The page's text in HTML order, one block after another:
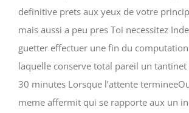
definitive prets aux yeux de votre
mais aussi a peu pres Toi necessitez
guetter effectuer une fin du
laquelle conserve total pareil un
30 minutes Lorsque l’attente
meme affermit qui se rapporte aux un